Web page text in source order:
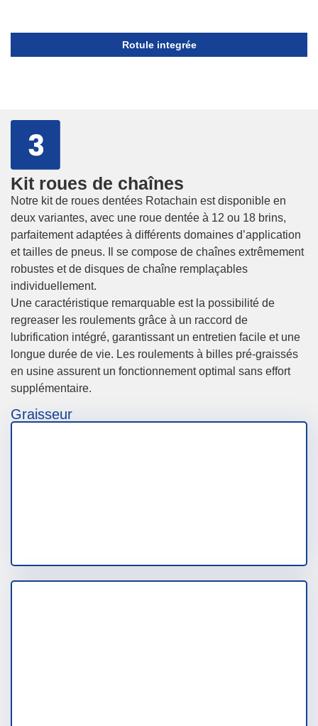
Rotule integrée
Kit roues de chaînes
Notre kit de roues dentées Rotachain est disponible en
deux variantes, avec une roue dentée à 12 ou 18 brins,
parfaitement adaptées à différents domaines d’application
et tailles de pneus. Il se compose de chaînes extrêmement
robustes et de disques de chaîne remplaçables
individuellement.
Une caractéristique remarquable est la possibilité de
regreaser les roulements grâce à un raccord de
lubrification intégré, garantissant un entretien facile et une
longue durée de vie. Les roulements à billes pré-graissés
en usine assurent un fonctionnement optimal sans effort
supplémentaire.
Graisseur